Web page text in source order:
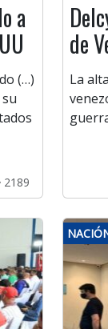
a
(…)
2189
de
La